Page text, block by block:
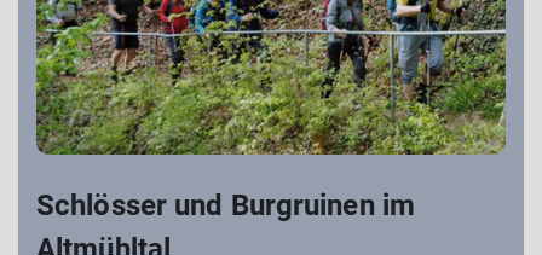
Schlösser und Burgruinen im